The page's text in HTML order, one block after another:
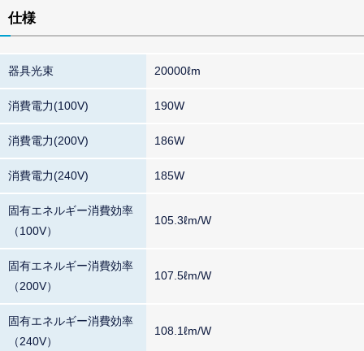
仕様
器具光束 20000ℓm
消費電力(100V) 190W
消費電力(200V) 186W
消費電力(240V) 185W
固有エネルギー消費効率
（100V）
105.3ℓm/W
固有エネルギー消費効率
（200V）
107.5ℓm/W
固有エネルギー消費効率
（240V）
108.1ℓm/W